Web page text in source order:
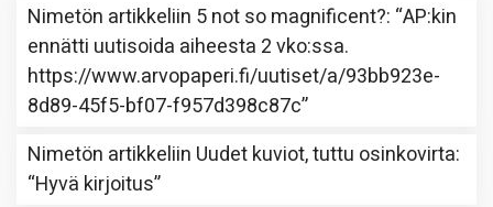
Nimetön artikkeliin 5 not so magnificent?: “AP:kin
ennätti uutisoida aiheesta 2 vko:ssa.
https://www.arvopaperi.fi/uutiset/a/93bb923e-
8d89-45f5-bf07-f957d398c87c”
Nimetön artikkeliin Uudet kuviot, tuttu osinkovirta:
“Hyvä kirjoitus”